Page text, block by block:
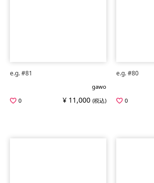
e.g. #81
gawo
0
¥ 11,000 (税込)
e.g. #80
0